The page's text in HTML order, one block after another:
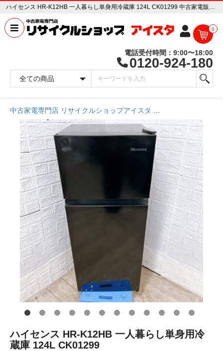
ハイセンス HR-K12HB 一人暮らし単身用冷蔵庫 124L CK01299 中古家電販売専門店 リサイクルショップ アイスタ
0
電話受付時間：9:00〜18:00
0120-924-180
中古家電専門店 リサイクルショップアイスタ
ハイセンス HR-K12HB 一人暮らし単身用冷
蔵庫 124L CK01299